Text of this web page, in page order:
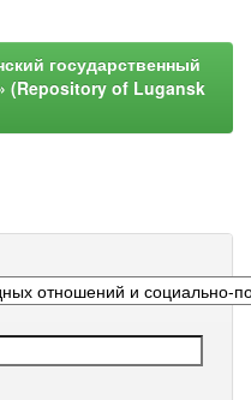
государственный
(Repository of Lugansk